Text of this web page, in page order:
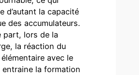
d’autant la capacité
des accumulateurs.
part, lors de la
la réaction du
avec le
entraine la formation